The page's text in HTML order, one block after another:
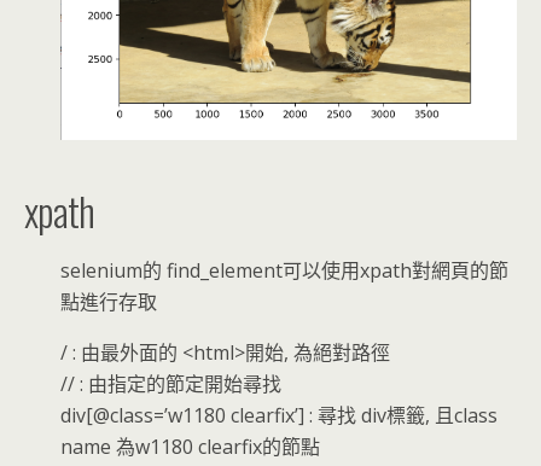
xpath
selenium的 find_element可以使用xpath對網頁的節
點進行存取
/ : 由最外面的 <html>開始, 為絕對路徑
// : 由指定的節定開始尋找
div[@class=’w1180 clearfix’] : 尋找 div標籤, 且class
name 為w1180 clearfix的節點